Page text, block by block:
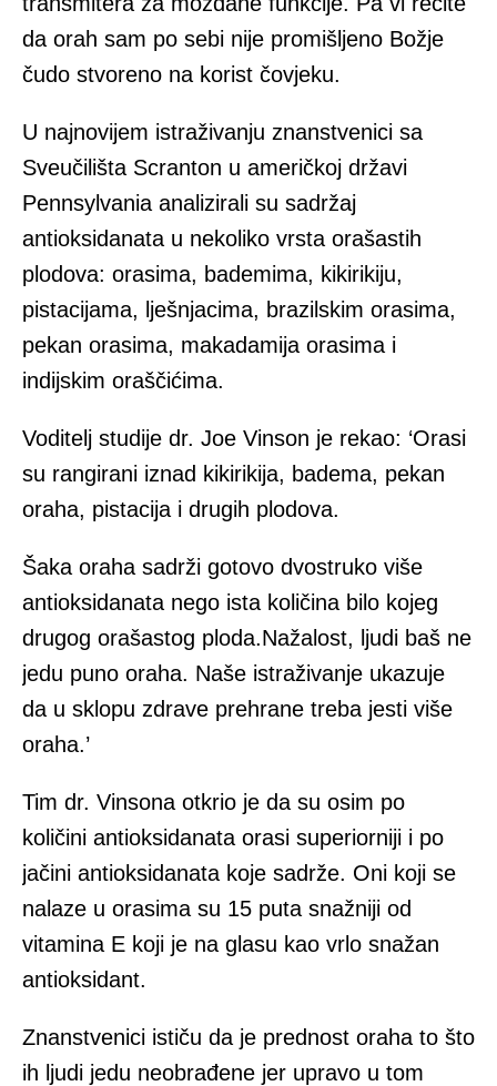
da orah sam po sebi nije promišljeno Božje
čudo stvoreno na korist čovjeku.
U najnovijem istraživanju znanstvenici sa
Sveučilišta Scranton u američkoj državi
Pennsylvania analizirali su sadržaj
antioksidanata u nekoliko vrsta orašastih
plodova: orasima, bademima, kikirikiju,
pistacijama, lješnjacima, brazilskim orasima,
pekan orasima, makadamija orasima i
indijskim oraščićima.
Voditelj studije dr. Joe Vinson je rekao: ‘Orasi
su rangirani iznad kikirikija, badema, pekan
oraha, pistacija i drugih plodova.
Šaka oraha sadrži gotovo dvostruko više
antioksidanata nego ista količina bilo kojeg
drugog orašastog ploda.Nažalost, ljudi baš ne
jedu puno oraha. Naše istraživanje ukazuje
da u sklopu zdrave prehrane treba jesti više
oraha.’
Tim dr. Vinsona otkrio je da su osim po
količini antioksidanata orasi superiorniji i po
jačini antioksidanata koje sadrže. Oni koji se
nalaze u orasima su 15 puta snažniji od
vitamina E koji je na glasu kao vrlo snažan
antioksidant.
Znanstvenici ističu da je prednost oraha to što
ih ljudi jedu neobrađene jer upravo u tom